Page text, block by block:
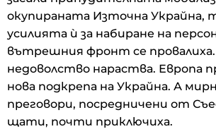
окупираната Източна Украйна,
усилията ѝ за набиране на
вътрешния фронт се
недоволство нараства. Европа
нова подкрепа на Украйна. А
преговори, посредничени от
щати, почти приключиха.